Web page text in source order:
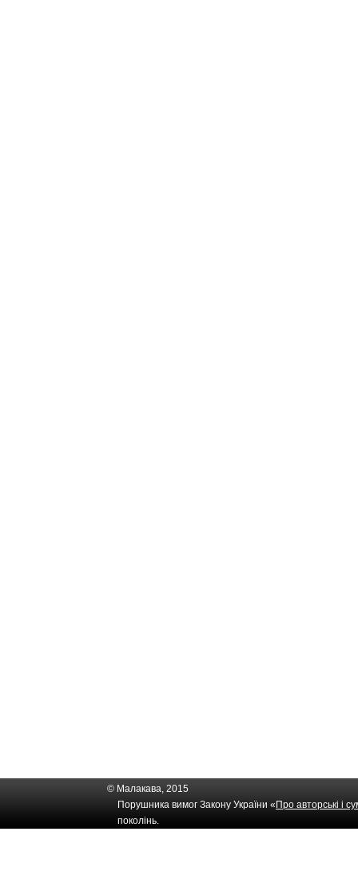
© Малакава, 2015
Порушника вимог Закону України « Про авторські і
поколінь.